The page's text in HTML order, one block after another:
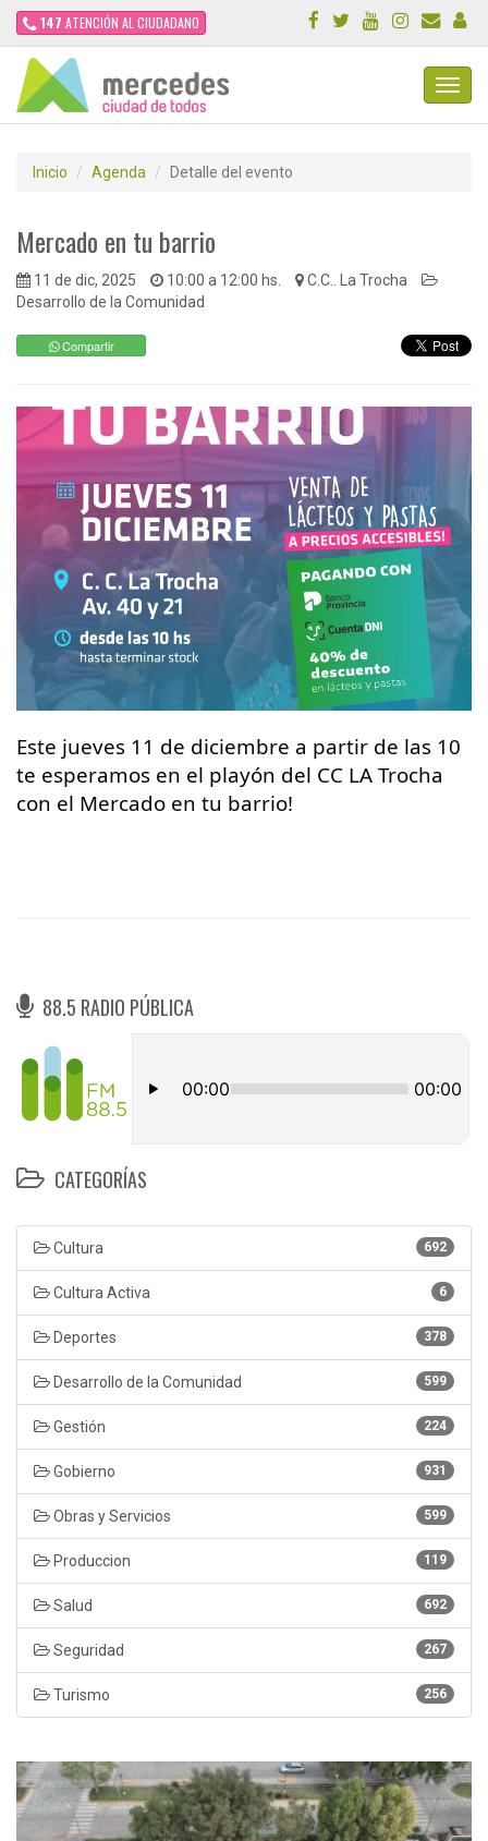
147 ATENCIÓN AL CIUDADANO
Inicio Agenda Detalle del evento
Mercado en tu barrio
11 de dic, 2025 10:00 a 12:00 hs.
C.C.. La Trocha
Desarrollo de la Comunidad
Compartir
Este jueves 11 de diciembre a partir de las 10
te esperamos en el playón del CC LA Trocha
con el Mercado en tu barrio!
88.5 RADIO PÚBLICA
CATEGORÍAS
692
Cultura
6
Cultura Activa
378
Deportes
599
Desarrollo de la Comunidad
224
Gestión
931
Gobierno
599
Obras y Servicios
119
Produccion
692
Salud
267
Seguridad
256
Turismo